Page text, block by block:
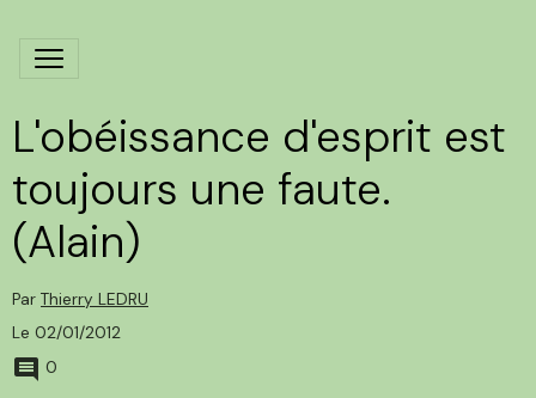
L'obéissance d'esprit est
toujours une faute.
(Alain)
Par Thierry LEDRU
Le 02/01/2012
0